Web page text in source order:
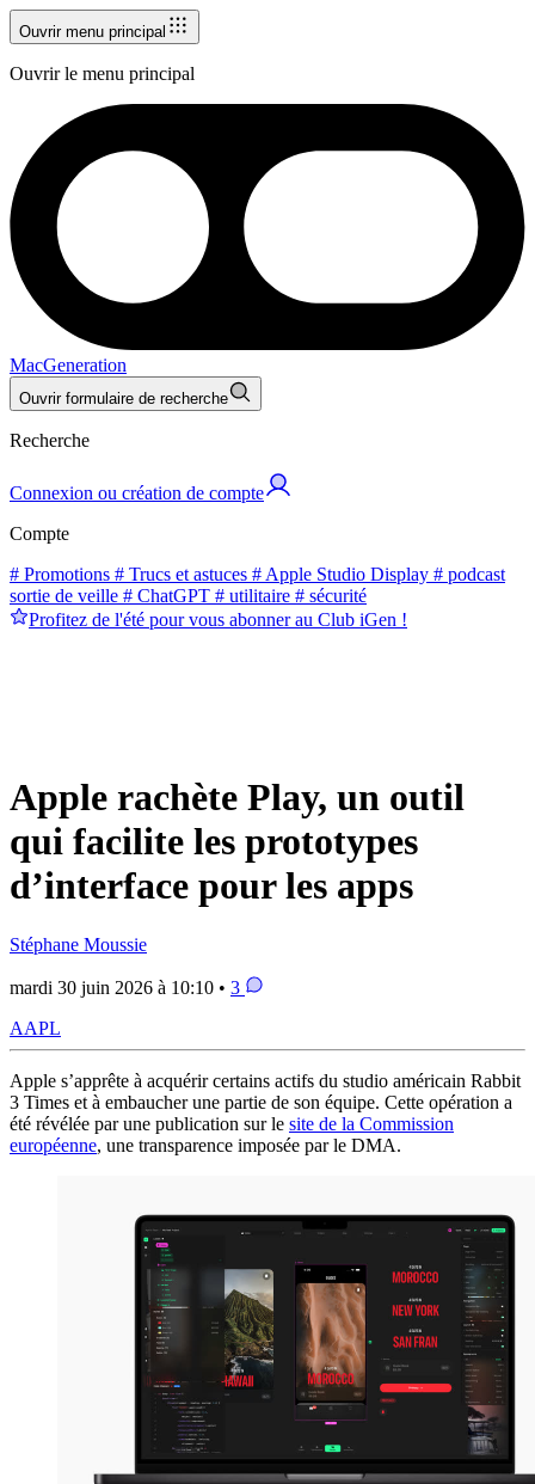
Ouvrir menu principal
Ouvrir le menu principal
MacGeneration
Ouvrir formulaire de recherche
Recherche
Connexion ou création de compte
Compte
# Promotions # Trucs et astuces # Apple Studio Display # podcast
sortie de veille # ChatGPT # utilitaire # sécurité
Profitez de l'été pour vous abonner au Club iGen !
Apple rachète Play, un outil
qui facilite les prototypes
d’interface pour les apps
Stéphane Moussie
mardi 30 juin 2026 à 10:10 • 3
AAPL
Apple s’apprête à acquérir certains actifs du studio américain Rabbit
3 Times et à embaucher une partie de son équipe. Cette opération a
été révélée par une publication sur le site de la Commission
européenne, une transparence imposée par le DMA.